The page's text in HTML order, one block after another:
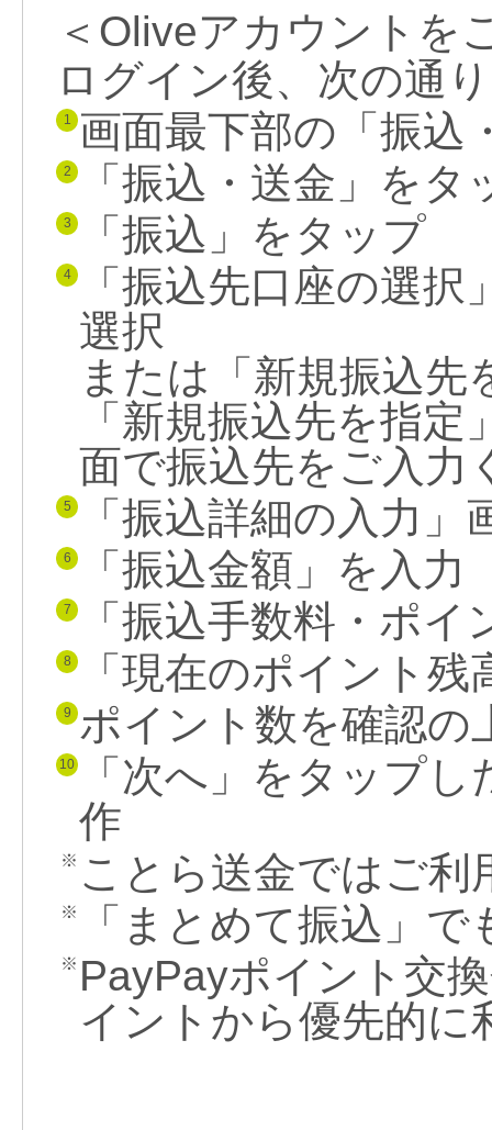
＜Oliveアカウントを
ログイン後、次の通
1 画面最下部の「振込
2 「振込・送金」をタ
3 「振込」をタップ
4
「振込先口座の選
選択
または「新規振込先
「新規振込先を指
面で振込先をご入力
5 「振込詳細の入力
6 「振込金額」を入力
7 「振込手数料・ポ
8 「現在のポイント
9 ポイント数を確認の
10
「次へ」をタップ
作
※ ことら送金ではご利
※ 「まとめて振込」
※ PayPayポイント交
イントから優先的に